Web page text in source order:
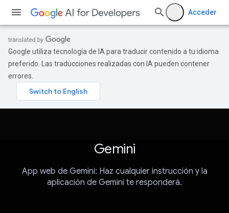
Acceder
Google utiliza tecnología de IA para traducir contenido a tu idioma
preferido. Las traducciones realizadas con IA pueden contener
errores.
Gemini
App web de Gemini: Haz cualquier instrucción y la
aplicación de Gemini te responderá.